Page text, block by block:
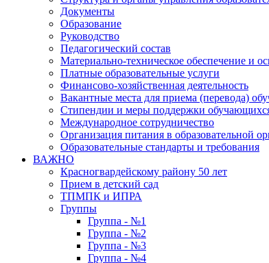
Документы
Образование
Руководство
Педагогический состав
Материально-техническое обеспечение и
Платные образовательные услуги
Финансово-хозяйственная деятельность
Вакантные места для приема (перевода)
Стипендии и меры поддержки
Международное сотрудничество
Организация питания в образовательной
Образовательные стандарты и требования
ВАЖНО
Красногвардейскому району 50 лет
Прием в детский сад
ТПМПК и ИПРА
Группы
Группа - №1
Группа - №2
Группа - №3
Группа - №4